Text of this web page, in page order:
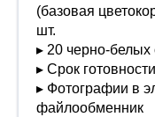
(базовая
шт.
▸ 20 черно-белых
▸ Срок
▸ Фотографии в
файлообменник